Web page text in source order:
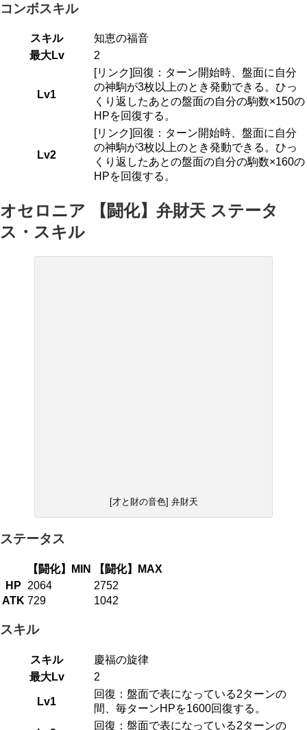
コンボスキル
スキル
知恵の福音
最大Lv
2
Lv1
[リンク]回復：ターン開始時、盤面に自分
の神駒が3枚以上のとき発動できる。ひっ
くり返したあとの盤面の自分の駒数×150の
HPを回復する。
Lv2
[リンク]回復：ターン開始時、盤面に自分
の神駒が3枚以上のとき発動できる。ひっ
くり返したあとの盤面の自分の駒数×160の
HPを回復する。
オセロニア 【闘化】弁財天 ステータ
ス・スキル
[才と財の音色] 弁財天
ステータス
【闘化】MIN
【闘化】MAX
HP
2064
2752
ATK 729 1042
スキル
スキル
慶福の旋律
最大Lv
2
Lv1
回復：盤面で表になっている2ターンの
間、毎ターンHPを1600回復する。
回復：盤面で表になっている2ターンの